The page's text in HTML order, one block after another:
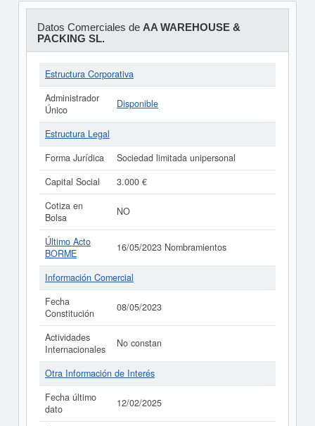
Datos Comerciales de AA WAREHOUSE &
PACKING SL.
Estructura Corporativa
Administrador
Único
Disponible
Estructura Legal
Forma Jurídica
Sociedad limitada unipersonal
Capital Social
3.000 €
Cotiza en
Bolsa
NO
Último Acto
BORME
16/05/2023 Nombramientos
Información Comercial
Fecha
Constitución
08/05/2023
Actividades
Internacionales
No constan
Otra Información de Interés
Fecha último
dato
12/02/2025